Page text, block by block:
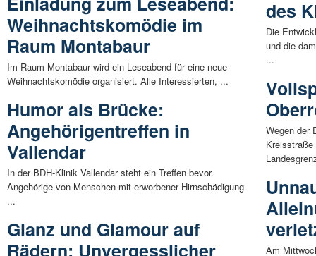
Weihnachtskomödie im
Raum Montabaur
Im Raum Montabaur wird ein Leseabend für eine neue
Weihnachtskomödie organisiert. Alle Interessierten, ...
Humor als Brücke:
Angehörigentreffen in
Vallendar
In der BDH-Klinik Vallendar steht ein Treffen bevor.
Angehörige von Menschen mit erworbener Hirnschädigung
...
Glanz und Glamour auf
Rädern: Unvergesslicher
des
Die
und die
...
Wegen der
Am